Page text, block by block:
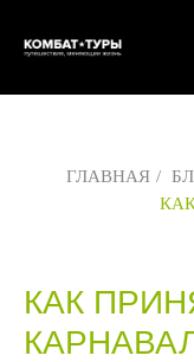
ГЛАВНАЯ /
КАК